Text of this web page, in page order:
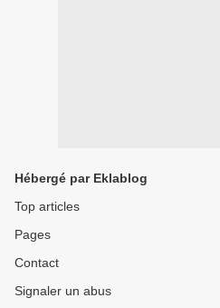
Hébergé par Eklablog
Top articles
Pages
Contact
Signaler un abus